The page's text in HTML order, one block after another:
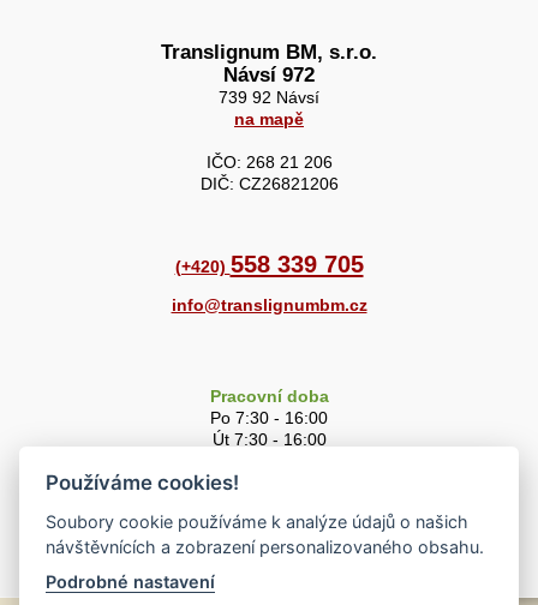
Translignum BM, s.r.o.
Návsí 972
739 92 Návsí
na mapě
IČO: 268 21 206
DIČ: CZ26821206
(+420) 558 339 705
info@translignumbm.cz
Pracovní doba
Po 7:30 - 16:00
Út 7:30 - 16:00
Čt 7:30 - 16:00
So 8:00 - 11:00
Používáme cookies!
Soubory cookie používáme k analýze údajů o našich
návštěvnících a zobrazení personalizovaného obsahu.
Podrobné nastavení